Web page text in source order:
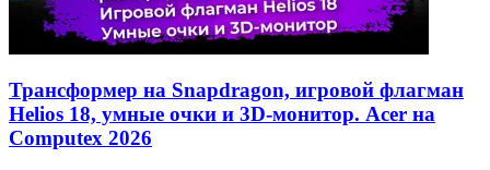
Трансформер на Snapdragon, игровой флагман
Helios 18, умные очки и 3D-монитор. Acer на
Computex 2026